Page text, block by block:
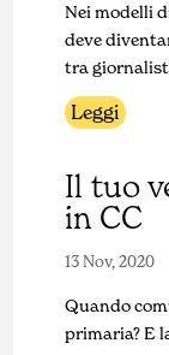
Nei modelli
deve
tra
Leggi
Il tuo
in CC
13 Nov, 2020
Quando
primaria? E